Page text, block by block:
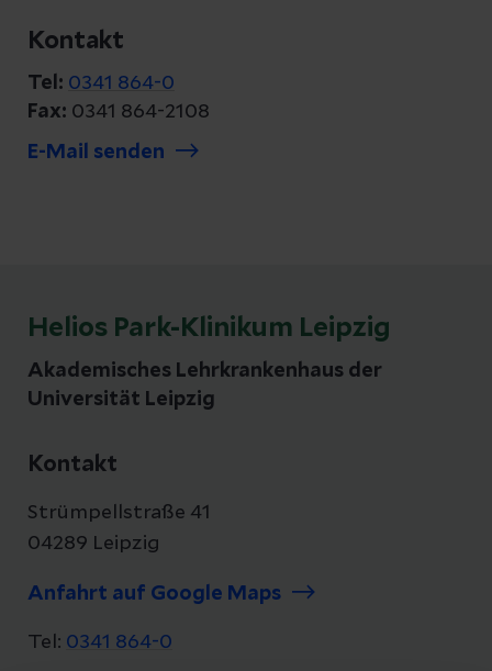
Kontakt
Tel: 0341 864-0
Fax: 0341 864-2108
E-Mail senden
Helios Park-Klinikum Leipzig
Akademisches Lehrkrankenhaus der
Universität Leipzig
Kontakt
Strümpellstraße 41
04289 Leipzig
Anfahrt auf Google Maps
Tel: 0341 864-0